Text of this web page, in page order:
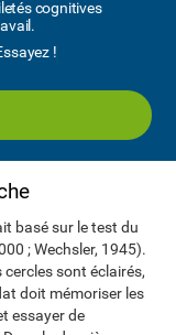
cognitives
!
basé sur le test du
; Wechsler, 1945).
sont éclairés,
doit mémoriser les
essayer de